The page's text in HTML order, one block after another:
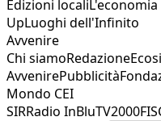
Edizioni locali
UpLuoghi dell'Infinito
Avvenire
Chi siamoRedazione
AvvenirePubblicità
Mondo CEI
SIRRadio InBluTV2000